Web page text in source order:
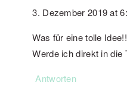
3. Dezember 2019 at
Was für eine tolle
Werde ich direkt in die
Antworten